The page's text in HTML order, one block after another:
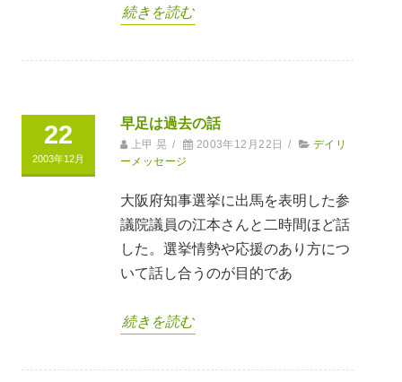
続きを読む
22
2003年12月
早足は過去の話
上甲 晃 / 2003年12月22日 /
デイリ
ーメッセージ
大阪府知事選挙に出馬を表明した参
議院議員の江本さんと二時間ほど話
した。選挙情勢や応援のあり方につ
いて話し合うのが目的であ
続きを読む